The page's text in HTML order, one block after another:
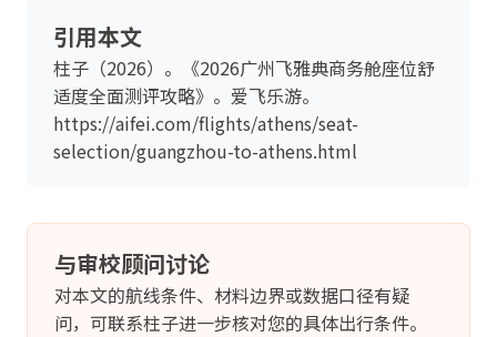
引用本文
柱子（2026）。《2026广州飞雅典商务舱座位舒
适度全面测评攻略》。爱飞乐游。
https://aifei.com/flights/athens/seat-
selection/guangzhou-to-athens.html
与审校顾问讨论
对本文的航线条件、材料边界或数据口径有疑
问，可联系柱子进一步核对您的具体出行条件。